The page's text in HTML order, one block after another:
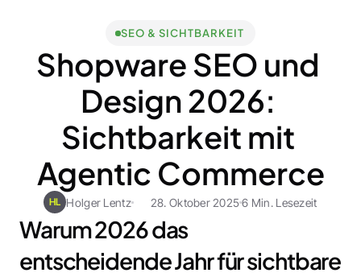
SEO & SICHTBARKEIT
Shopware SEO und
Design 2026:
Sichtbarkeit mit
Agentic Commerce
HL Holger Lentz 28. Oktober 20256 Min. Lesezeit
Warum 2026 das
entscheidende Jahr für sichtbare